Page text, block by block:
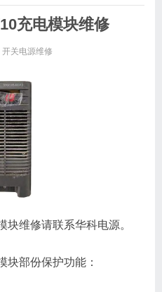
充电模块维修
开关电源维修
块维修请联系华科电源。
块部份保护功能：